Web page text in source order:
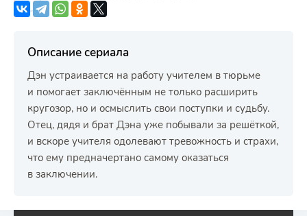
Описание сериала
Дэн устраивается на работу учителем в тюрьме
и помогает заключённым не только расширить
кругозор, но и осмыслить свои поступки и судьбу.
Отец, дядя и брат Дэна уже побывали за решёткой,
и вскоре учителя одолевают тревожность и страхи,
что ему предначертано самому оказаться
в заключении.